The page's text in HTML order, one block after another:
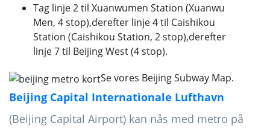
Tag linje 2 til Xuanwumen Station (Xuanwu
Men, 4 stop),derefter linje 4 til Caishikou
Station (Caishikou Station, 2 stop),derefter
linje 7 til Beijing West (4 stop).
Se vores Beijing Subway Map.
Beijing Capital Internationale Lufthavn
(Beijing Capital Airport) kan nås med metro på